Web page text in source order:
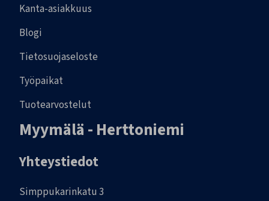
Kanta-asiakkuus
Blogi
Tietosuojaseloste
Työpaikat
Tuotearvostelut
Myymälä - Herttoniemi
Yhteystiedot
Simppukarinkatu 3